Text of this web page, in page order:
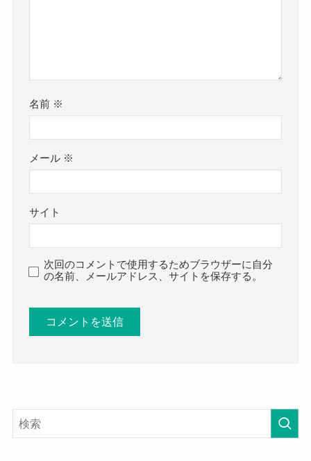
名前 ※
メール ※
サイト
次回のコメントで使用するためブラウザーに自分
の名前、メールアドレス、サイトを保存する。